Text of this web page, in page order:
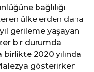
bağlılığı
ülkelerden daha
gerileme yaşayan
bir durumda
2020 yılında
gösterirken